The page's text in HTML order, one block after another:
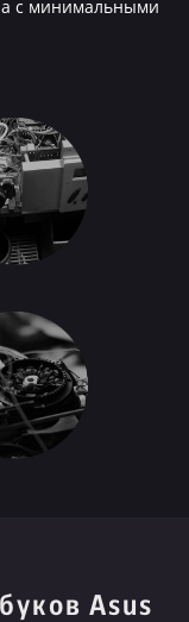
с минимальными
Asus